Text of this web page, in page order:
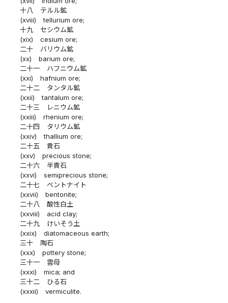
十八
テルル鉱
(xviii)
tellurium ore;
十九
セシウム鉱
(xix)
cesium ore;
二十
バリウム鉱
(xx)
barium ore;
二十一
ハフニウム鉱
(xxi)
hafnium ore;
二十二
タンタル鉱
(xxii)
tantalum ore;
二十三
レニウム鉱
(xxiii)
rhenium ore;
二十四
タリウム鉱
(xxiv)
thallium ore;
二十五
貴石
(xxv)
precious stone;
二十六
半貴石
(xxvi)
semiprecious stone;
二十七
ベントナイト
(xxvii)
bentonite;
二十八
酸性白土
(xxviii)
acid clay;
二十九
けいそう土
(xxix)
diatomaceous earth;
三十
陶石
(xxx)
pottery stone;
三十一
雲母
(xxxi)
mica; and
三十二
ひる石
(xxxii)
vermiculite.